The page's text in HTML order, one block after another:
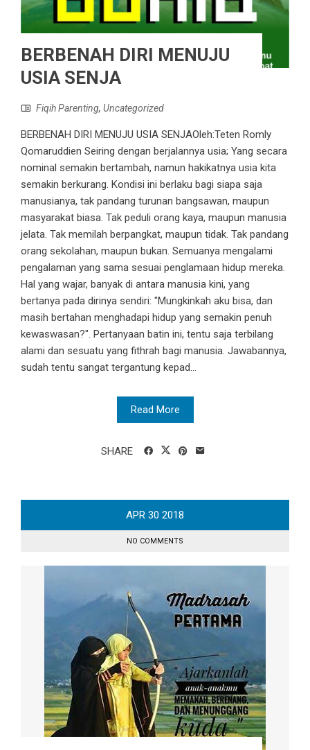
BERBENAH DIRI MENUJU
USIA SENJA
Fiqih Parenting, Uncategorized
BERBENAH DIRI MENUJU USIA SENJAOleh:Teten Romly
Qomaruddien Seiring dengan berjalannya usia; Yang secara
nominal semakin bertambah, namun hakikatnya usia kita
semakin berkurang. Kondisi ini berlaku bagi siapa saja
manusianya, tak pandang turunan bangsawan, maupun
masyarakat biasa. Tak peduli orang kaya, maupun manusia
jelata. Tak memilah berpangkat, maupun tidak. Tak pandang
orang sekolahan, maupun bukan. Semuanya mengalami
pengalaman yang sama sesuai penglamaan hidup mereka.
Hal yang wajar, banyak di antara manusia kini, yang
bertanya pada dirinya sendiri: "Mungkinkah aku bisa, dan
masih bertahan menghadapi hidup yang semakin penuh
kewaswasan?". Pertanyaan batin ini, tentu saja terbilang
alami dan sesuatu yang fithrah bagi manusia. Jawabannya,
sudah tentu sangat tergantung kepad...
Read More
SHARE
APR 30 2018
NO COMMENTS